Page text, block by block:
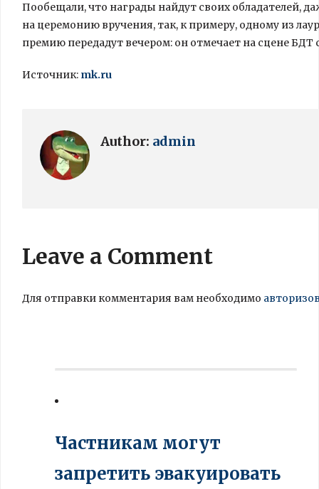
Пообещали, что награды найдут своих обладателей,
на церемонию вручения, так, к примеру, одному из
премию передадут вечером: он отмечает на сцене БДТ
Источник: mk.ru
Author: admin
Leave a Comment
Для отправки комментария вам необходимо
Частникам могут
запретить эвакуировать